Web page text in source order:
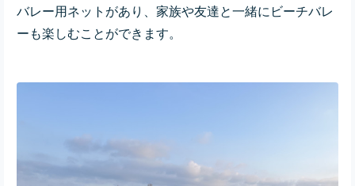
バレー用ネットがあり、家族や友達と一緒にビーチバレ
ーも楽しむことができます。